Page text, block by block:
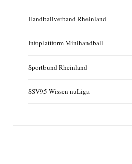
Handballverband Rheinland
Infoplattform Minihandball
Sportbund Rheinland
SSV95 Wissen nuLiga